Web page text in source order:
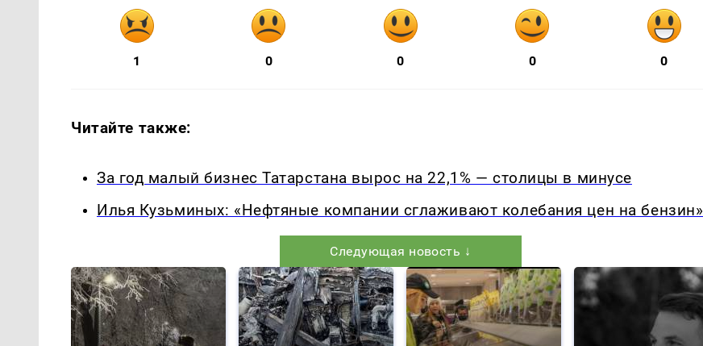
1 0 0 0 0
Читайте также:
За год малый бизнес Татарстана вырос на 22,1% — столицы в минусе
Илья Кузьминых: «Нефтяные компании сглаживают колебания цен на бензин»
Следующая новость ↓